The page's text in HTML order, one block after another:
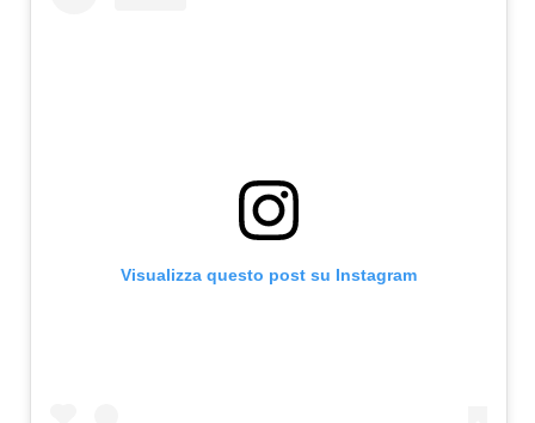
Visualizza questo post su Instagram